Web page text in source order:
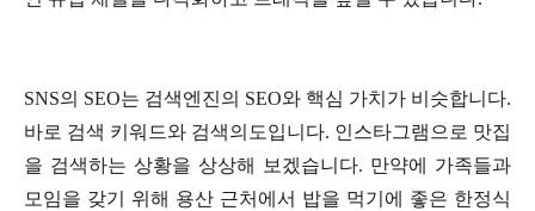
SNS의 SEO는 검색엔진의 SEO와 핵심 가치가 비슷합니다.
바로 검색 키워드와 검색의도입니다. 인스타그램으로 맛집
을 검색하는 상황을 상상해 보겠습니다. 만약에 가족들과
모임을 갖기 위해 용산 근처에서 밥을 먹기에 좋은 한정식